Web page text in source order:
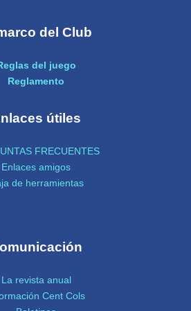
del Club
del juego
Reglamento
útiles
FRECUENTES
Enlaces amigos
de herramientas
La revista anual
Cent Cols